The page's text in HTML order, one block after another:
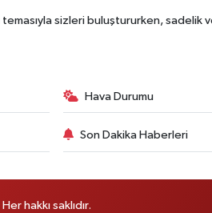
sizleri buluştururken, sadelik
Hava Durumu
Son Dakika Haberleri
hakkı saklıdır.